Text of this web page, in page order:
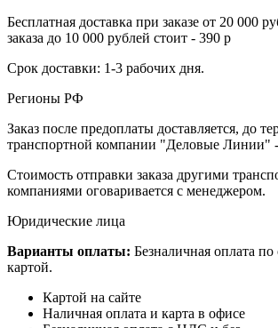
Бесплатная доставка при заказе от 20 000
заказа до 10 000 рублей стоит - 390 р
Срок доставки: 1-3 рабочих дня.
Регионы РФ
Заказ после предоплаты доставляется, до
транспортной компании "Деловые Линии" -
Стоимость отправки заказа другими
компаниями оговаривается с менеджером.
Юридические лица
Варианты оплаты: Безналичная оплата по
картой.
Картой на сайте
Наличная оплата и карта в офисе